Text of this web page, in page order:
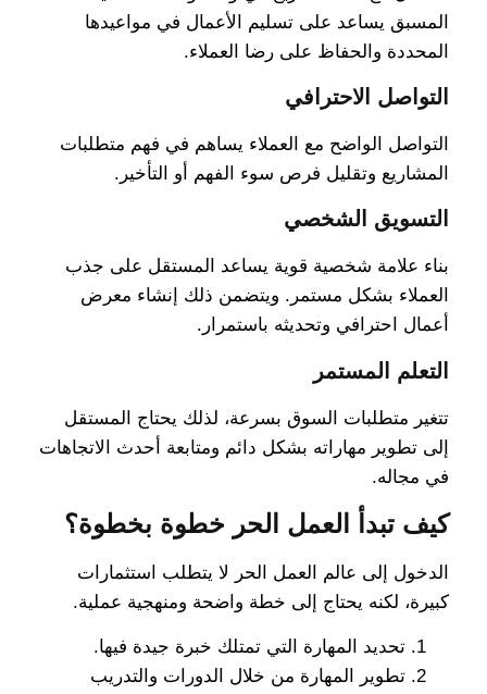
المسبق يساعد على تسليم الأعمال في مواعيدها
المحددة والحفاظ على رضا العملاء.
التواصل الاحترافي
التواصل الواضح مع العملاء يساهم في فهم متطلبات
المشاريع وتقليل فرص سوء الفهم أو التأخير.
التسويق الشخصي
بناء علامة شخصية قوية يساعد المستقل على جذب
العملاء بشكل مستمر. ويتضمن ذلك إنشاء معرض
أعمال احترافي وتحديثه باستمرار.
التعلم المستمر
تتغير متطلبات السوق بسرعة، لذلك يحتاج المستقل
إلى تطوير مهاراته بشكل دائم ومتابعة أحدث الاتجاهات
في مجاله.
كيف تبدأ العمل الحر خطوة بخطوة؟
الدخول إلى عالم العمل الحر لا يتطلب استثمارات
كبيرة، لكنه يحتاج إلى خطة واضحة ومنهجية عملية.
تحديد المهارة التي تمتلك خبرة جيدة فيها.
تطوير المهارة من خلال الدورات والتدريب